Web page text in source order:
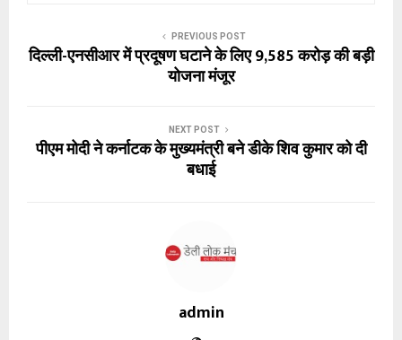
PREVIOUS POST
दिल्ली-एनसीआर में प्रदूषण घटाने के लिए ₹9,585 करोड़ की बड़ी
योजना मंजूर
NEXT POST
पीएम मोदी ने कर्नाटक के मुख्यमंत्री बने डीके शिव कुमार को दी
बधाई
admin